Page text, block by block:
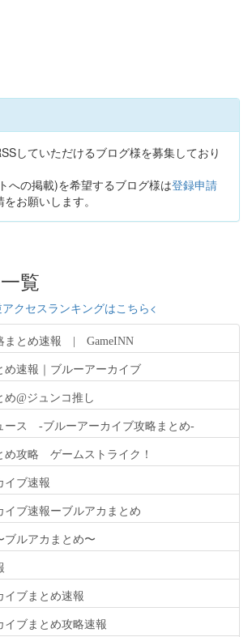
していただけるブログ様を募集しており
への掲載)を希望するブログ様は登録申請
お願いします。
覧
アクセスランキングはこちら<
まとめ速報 | GameINN
速報｜ブルーアーカイブ
@ジュンコ推し
ース -ブルーアーカイブ攻略まとめ-
攻略 ゲームストライク！
ブ速報
ブ速報ーブルアカまとめ
ルアカまとめ〜
ブまとめ速報
ブまとめ攻略速報